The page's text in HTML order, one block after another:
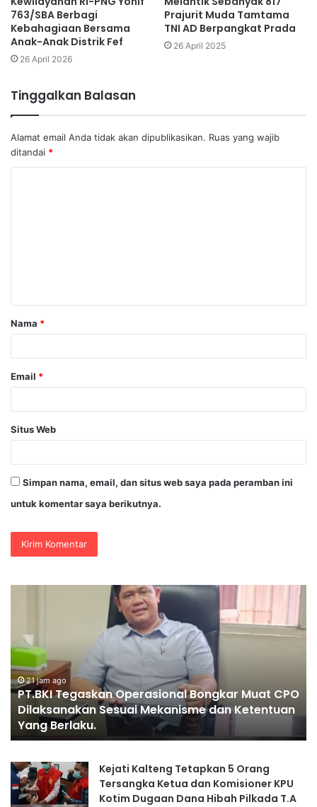
763/SBA Berbagi
Kebahagiaan Bersama
Anak-Anak Distrik Fef
26 April 2026
Prajurit Muda Tamtama
TNI AD Berpangkat Prada
26 April 2025
Tinggalkan Balasan
Alamat email Anda tidak akan dipublikasikan. Ruas yang wajib
ditandai *
a
r
Nama *
Email *
Situs Web
Simpan nama, email, dan situs web saya pada peramban ini
untuk komentar saya berikutnya.
CPO
KAPOLRI”KOMPETENSI
1 hari ago
PENGGANTIAN KAPOLRI”KOMPETENSI ABSOLUT
PRESIDEN”
Kejati Kalteng Tetapkan 5 Orang
Tersangka Ketua dan Komisioner KPU
Kotim Dugaan Dana Hibah Pilkada T.A